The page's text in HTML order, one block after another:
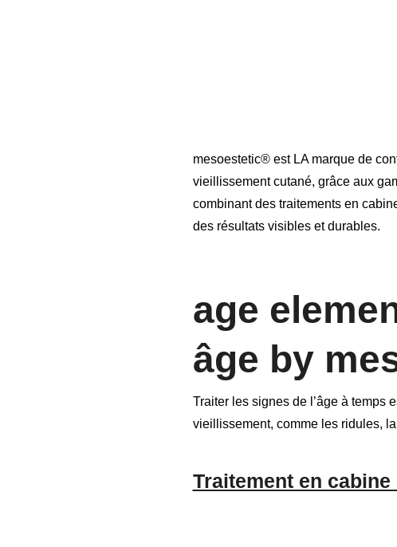
mesoestetic® est LA marque de
vieillissement cutané, grâce aux
combinant des traitements en
des résultats visibles et durables.
age
âge by
Traiter les signes de l’âge à temps
vieillissement, comme les ridules,
Traitement en cabine